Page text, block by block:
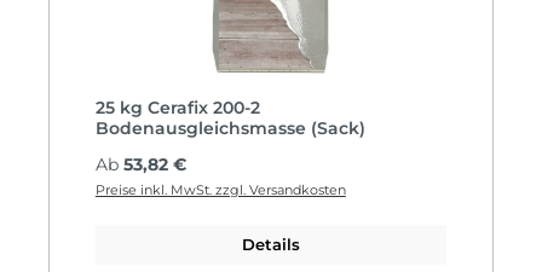
25 kg Cerafix 200-2
Bodenausgleichsmasse (Sack)
Regulärer Preis:
Ab 53,82 €
Preise inkl. MwSt. zzgl. Versandkosten
Details